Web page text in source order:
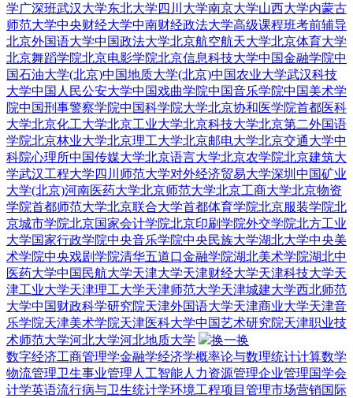
学广深班武汉大学东北大学 四川大学南京大学山西大学内蒙古
师范大学中央财经大学中南财经政法大学高级课程班考前辅导
北京外国语大学中国政法大学北京航空航天大学北京体育大学
北京舞蹈学院北京电影学院北京信息科技大学中国金融学院中
国石油大学(北京)中国地质大学(北京)中国农业大学武汉科技
大学中国人民公安大学中国戏曲学院中国音乐学院中国美术学
院中国刑事警察学院中国科学院大学北京协和医学院首都医科
大学北京化工大学北京工业大学北京科技大学北京第二外国语
学院北京林业大学北京理工大学北京邮电大学北京交通大学中
科院心理所中国传媒大学北京语言大学北京农学院北京建筑大
学武汉工程大学 四川师范大学对外经济贸易大学深圳 中国矿业
大学(北京)河南医药大学北京师范大学北京工商大学北京物资
学院首都师范大学北京联合大学首都体育学院北京服装学院北
京城市学院北京国家会计学院北京印刷学院外交学院北方工业
大学国家行政学院中央音乐学院中央民族大学湖北大学中央美
术学院中央戏剧学院清华五道口金融学院湖北美术学院湖北中
医药大学中国民航大学天津大学天津财经大学天津科技大学天
津工业大学天津理工大学天津师范大学天津城建大学西北师范
大学中国财政科学研究院天津外国语大学天津商业大学天津音
乐学院天津美术学院天津医科大学中国艺术研究院天津职业技
术师范大学河北大学河北地质大学
换一换
数字经济工商管理学金融学经济学概率论与数理统计计算数学
物流管理卫生事业管理 人工智能人力资源管理企业管理国学会
计学英语流行病与卫生统计学环境工程项目管理市场营销国际